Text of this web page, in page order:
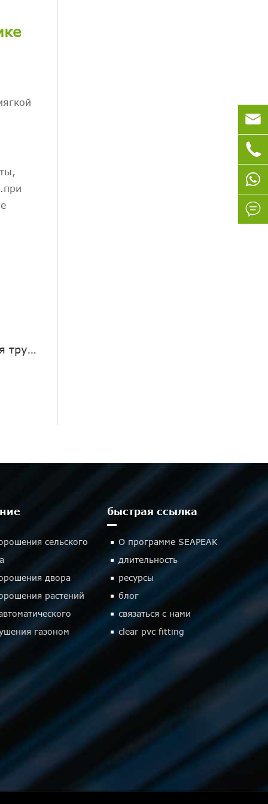
сельского
двора
растений
газоном
быстрая ссылка
О программе SEAPEAK
длительность
ресурсы
блог
связаться с нами
clear pvc fitting


